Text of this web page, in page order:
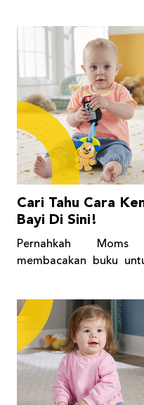
Cari Tahu Cara
Bayi Di Sini!
Pernahkah Moms
membacakan buku
buku untuk si Kecil?